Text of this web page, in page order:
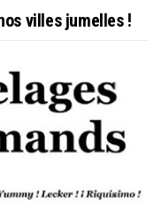
villes jumelles !